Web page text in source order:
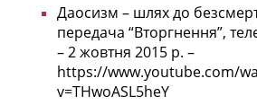
Даосизм – шлях до
передача “Вторгнення”,
– 2 жовтня 2015 р. –
https://www.youtube.com/
v=THwoASL5heY